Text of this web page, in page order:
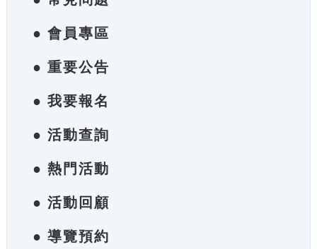
● 會員專區
● 重要公告
● 我要報名
● 活動查詢
● 熱門活動
● 活動回顧
● 導覽預約